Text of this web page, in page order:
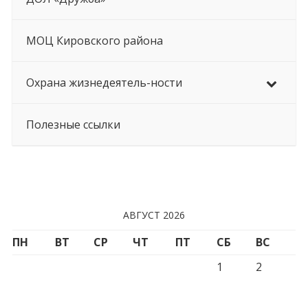
МОЦ Кировского района
Охрана жизнедеятель-ности
Полезные ссылки
АВГУСТ 2026
ПН ВТ СР ЧТ ПТ СБ
ВС
1
2